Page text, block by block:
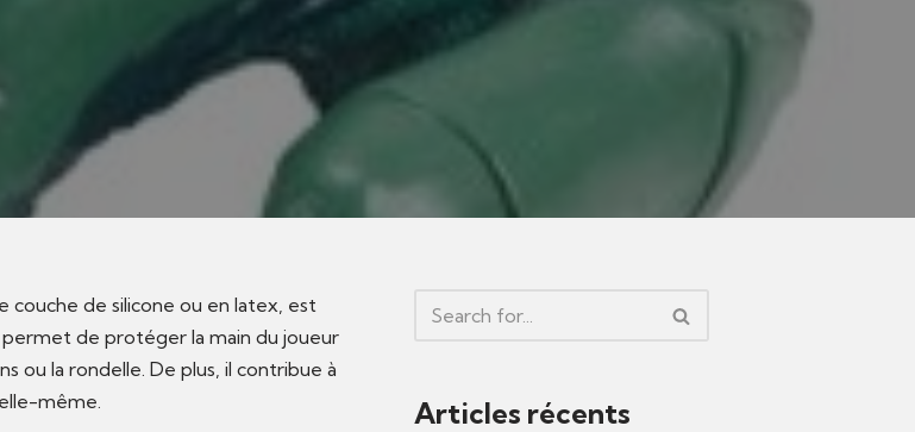
couche de silicone ou en latex, est
de protéger la main du joueur
ou la rondelle. De plus, il contribue à
même.
Articles récents